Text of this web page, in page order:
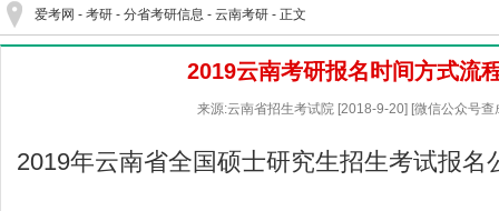
爱考网 - 考研 - 分省考研信息 - 云南考研 - 正文
2019云南考研报名时间方式流
来源:云南省招生考试院 [2018-9-20] [微信公众号查
2019年云南省全国硕士研究生招生考试报名